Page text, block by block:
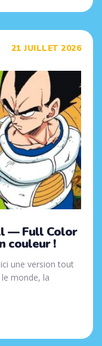
21 JUILLET 2026
— Full Color
couleur !
une version tout
monde, la